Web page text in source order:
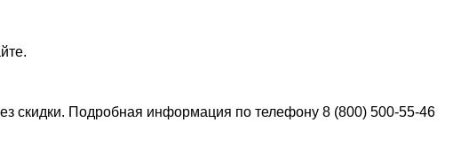
скидки. Подробная информация по телефону 8 (800) 500-55-46